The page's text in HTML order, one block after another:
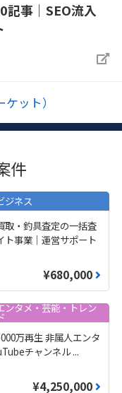
記事｜SEO流入
ット）
件
ジネス
取・釣具査定の一括査
ト事業｜運営サポート
¥680,000
ンタメ・芸能・トレン
万再生 非属人エンタ
チャンネル...
¥4,250,000